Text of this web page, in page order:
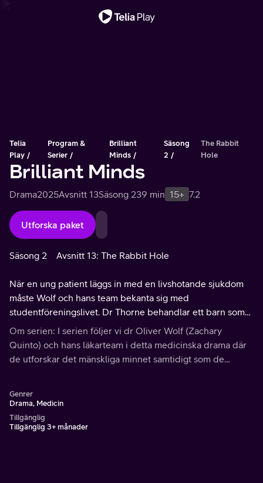
Telia
Play
Program &
Serier
Brilliant
Minds
Säsong
2
The Rabbit
Hole
Brilliant Minds
Drama2025Avsnitt 13Säsong 239 min 15+ 7.2
Utforska paket
Säsong 2 Avsnitt 13: The Rabbit Hole
När en ung patient läggs in med en livshotande sjukdom
måste Wolf och hans team bekanta sig med
studentföreningslivet. Dr Thorne behandlar ett barn som
kollapsat under mystiska omständigheter.
Om serien: I serien följer vi dr Oliver Wolf (Zachary
Quinto) och hans läkarteam i detta medicinska drama där
de utforskar det mänskliga minnet samtidigt som de
Genrer
Drama, Medicin
Tillgänglig
Tillgänglig 3+ månader